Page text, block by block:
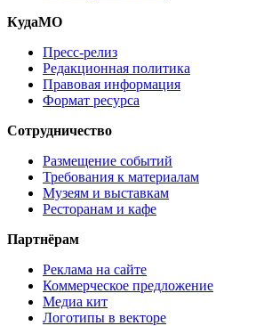
КудаМО
Пресс-релиз
Редакционная политика
Правовая информация
Формат ресурса
Сотрудничество
Размещение событий
Требования к материалам
Музеям и выставкам
Ресторанам и кафе
Партнёрам
Реклама на сайте
Коммерческое предложение
Медиа кит
Логотипы в векторе